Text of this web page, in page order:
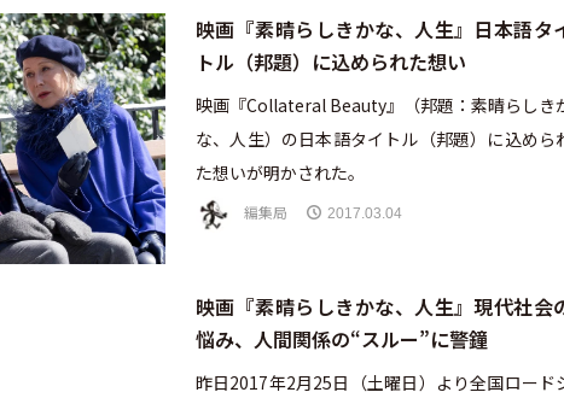
映画『素晴らしきかな、人生』日本語タ
トル（邦題）に込められた想い
映画『Collateral Beauty』（邦題：素晴らしき
な、人生）の日本語タイトル（邦題）に込めら
た想いが明かされた。
編集局 2017.03.04
映画『素晴らしきかな、人生』現代社会
悩み、人間関係の“スルー”に警鐘
昨日2017年2月25日（土曜日）より全国ロード